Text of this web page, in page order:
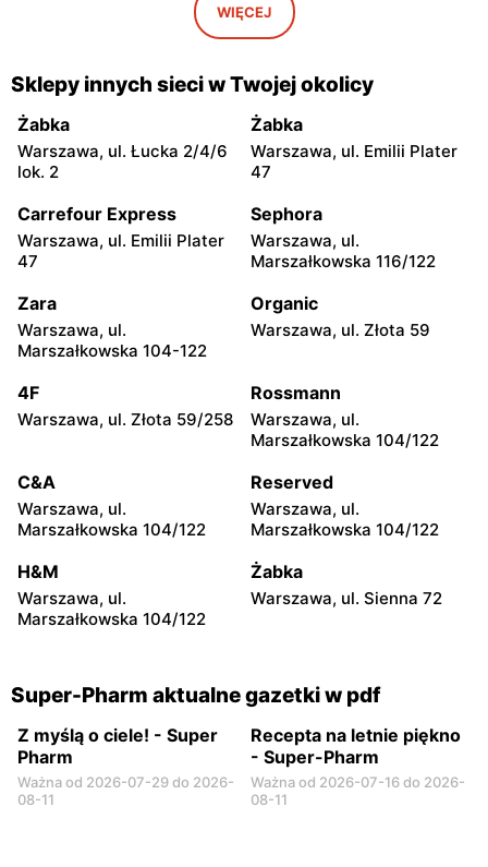
Stara Iwiczna, ul. Nowa 4A
Legionowo, ul. Marsz.
Józefa Piłsudskiego 33
Super-Pharm
Radom, ul. Bolesława
Chrobrego 1
Super-Pharm
Łódź al. Marsz. Józefa
Piłsudskiego 15/23
Super-Pharm Super-Pharm
Super-Pharm
Łódź, ul. Pabianicka 245
Super-Pharm
Kielce, ul. Świętokrzyska
Super-Pharm
Kielce, ul. Warszawska 26
Super-Pharm
Super-Pharm
Lublin al. Wincentego
Super-Pharm
Białystok, ul. Czesława
Miłosza 2
Super-Pharm
Toruń, ul. Czerwona Droga
1
Super-Pharm
Częstochowa al. Wojska
Polskiego 207
Super-Pharm
Kalisz, ul. Górnośląska 82
Super-Pharm
Bydgoszcz, ul. Wojska
WIĘCEJ
Sklepy innych sieci w Twojej okolicy
Żabka
Warszawa, ul. Łucka 2/4/6
lok. 2
Żabka
Warszawa, ul. Emilii Plater
47
Carrefour Express
Warszawa, ul. Emilii Plater
47
Sephora
Warszawa, ul.
Marszałkowska 116/122
Zara
Warszawa, ul.
Marszałkowska 104-122
Organic
Warszawa, ul. Złota 59
4F
Warszawa, ul. Złota 59/258
Rossmann
Warszawa, ul.
Marszałkowska 104/122
C&A
Warszawa, ul.
Marszałkowska 104/122
Reserved
Warszawa, ul.
Marszałkowska 104/122
H&M
Warszawa, ul.
Marszałkowska 104/122
Żabka
Warszawa, ul. Sienna 72
Super-Pharm aktualne gazetki w pdf
Z myślą o ciele! - Super
Pharm
Ważna od 2026-07-29 do 2026-
08-11
Recepta na letnie piękno
- Super-Pharm
Ważna od 2026-07-16 do 2026-
08-11